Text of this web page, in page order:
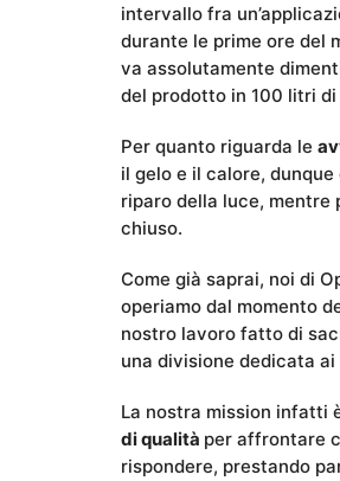
intervallo fra
durante le prime ore del
va assolutamente
del prodotto in 100 litri
Per quanto riguarda le
il gelo e il calore,
riparo della luce, mentre
chiuso.
Come già saprai, noi di
operiamo dal momento
nostro lavoro fatto di
una divisione dedicata
La nostra mission infatti
di qualità per affrontare
rispondere, prestando